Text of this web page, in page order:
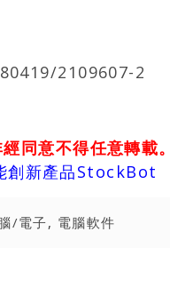
2109607-2
同意不得任意轉載。
創新產品StockBot
/電子, 電腦軟件